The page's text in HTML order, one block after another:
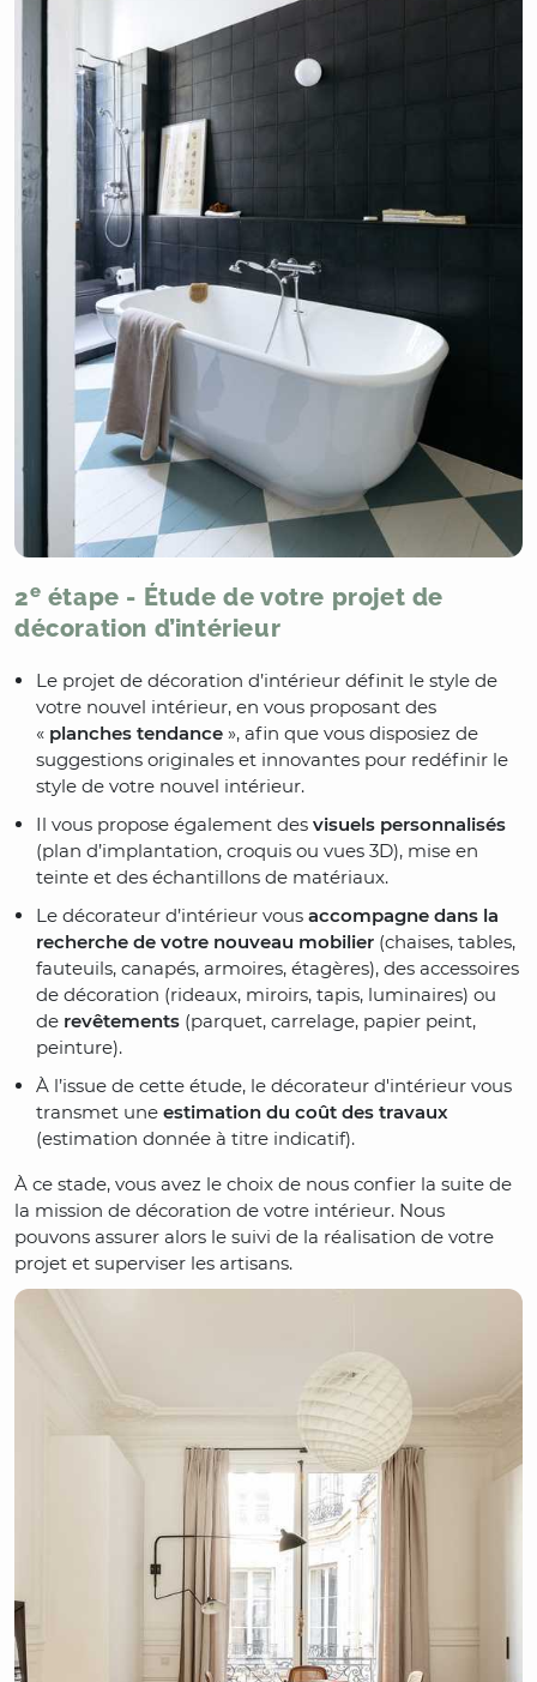
2e étape - Étude de votre projet de
décoration d’intérieur
Le projet de décoration d’intérieur définit le style de
votre nouvel intérieur, en vous proposant des
« planches tendance », afin que vous disposiez de
suggestions originales et innovantes pour redéfinir le
style de votre nouvel intérieur.
Il vous propose également des visuels personnalisés
(plan d’implantation, croquis ou vues 3D), mise en
teinte et des échantillons de matériaux.
Le décorateur d’intérieur vous accompagne dans la
recherche de votre nouveau mobilier (chaises, tables,
fauteuils, canapés, armoires, étagères), des accessoires
de décoration (rideaux, miroirs, tapis, luminaires) ou
de revêtements (parquet, carrelage, papier peint,
peinture).
À l’issue de cette étude, le décorateur d'intérieur vous
transmet une estimation du coût des travaux
(estimation donnée à titre indicatif).
À ce stade, vous avez le choix de nous confier la suite de
la mission de décoration de votre intérieur. Nous
pouvons assurer alors le suivi de la réalisation de votre
projet et superviser les artisans.